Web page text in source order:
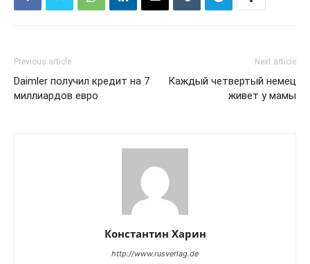
Previous article
Daimler получил кредит на 7
миллиардов евро
Next article
Каждый четвертый немец
живет у мамы
Константин Харин
http://www.rusverlag.de